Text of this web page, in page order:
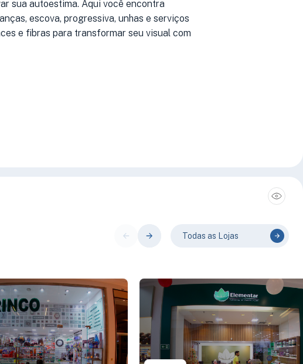
sua autoestima. Aqui você encontra
escova, progressiva, unhas e serviços
e fibras para transformar seu visual com
Todas as Lojas